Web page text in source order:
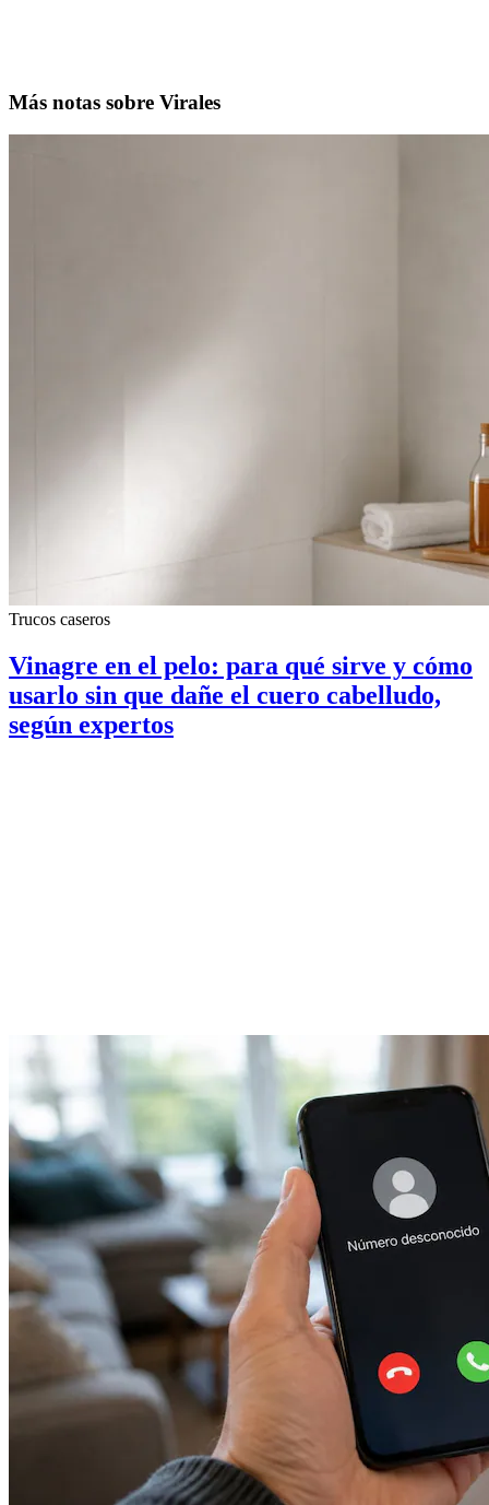
Más notas sobre Virales
Trucos caseros
Vinagre en el pelo: para qué sirve y cómo
usarlo sin que dañe el cuero cabelludo,
según expertos